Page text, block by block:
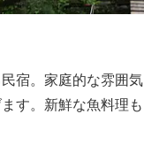
宿。家庭的な雰囲気
す。新鮮な魚料理も